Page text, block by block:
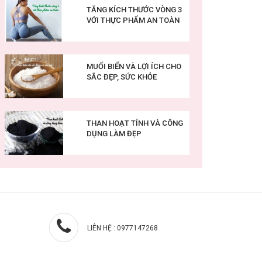
TĂNG KÍCH THƯỚC VÒNG 3
VỚI THỰC PHẨM AN TOÀN
MUỐI BIỂN VÀ LỢI ÍCH CHO
SẮC ĐẸP, SỨC KHỎE
THAN HOẠT TÍNH VÀ CÔNG
DỤNG LÀM ĐẸP
LIÊN HỆ : 0977147268